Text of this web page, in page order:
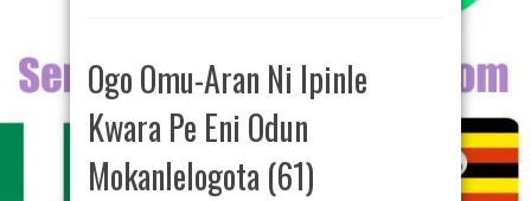
Ogo Omu-Aran Ni Ipinle
Kwara Pe Eni Odun
Mokanlelogota (61)